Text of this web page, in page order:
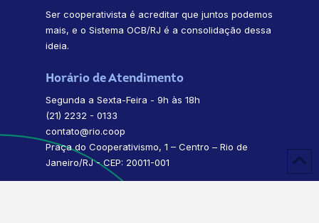
Ser cooperativista é acreditar que juntos podemos
mais, e o Sistema OCB/RJ é a consolidação dessa
ideia.
Horário de Atendimento
Segunda a Sexta-Feira - 9h às 18h
(21) 2232 - 0133
contato@rio.coop
Praça do Cooperativismo, 1 – Centro – Rio de
Janeiro/RJ - CEP: 20011-001